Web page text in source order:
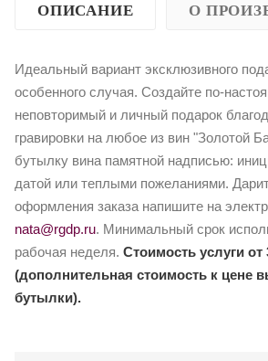
ОПИСАНИЕ О
Идеальный вариант эксклюзивного
особенного случая. Создайте по-
неповторимый и личный подарок
гравировки на любое из вин "Золотой
бутылку вина памятной надписью:
датой или теплыми пожеланиями.
оформления заказа напишите на
nata@rgdp.ru. Минимальный срок
рабочая неделя. Стоимость услуги от
(дополнительная стоимость к цене
бутылки).